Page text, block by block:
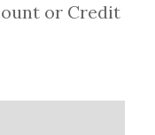
or Credit